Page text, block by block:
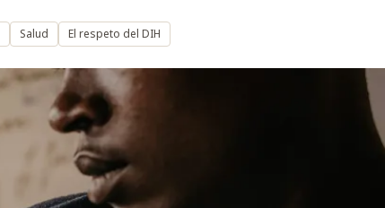
Salud El respeto del DIH